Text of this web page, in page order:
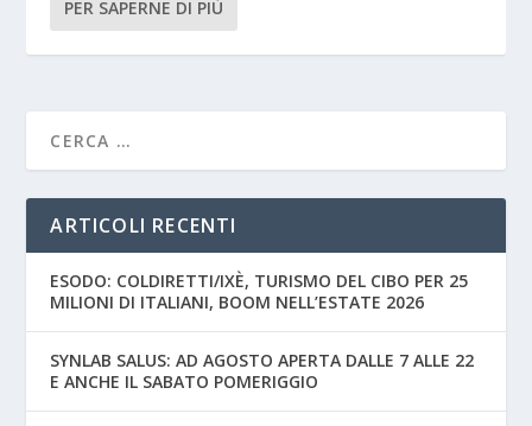
PER SAPERNE DI PIÙ
ARTICOLI RECENTI
ESODO: COLDIRETTI/IXÈ, TURISMO DEL CIBO PER 25
MILIONI DI ITALIANI, BOOM NELL’ESTATE 2026
SYNLAB SALUS: AD AGOSTO APERTA DALLE 7 ALLE 22
E ANCHE IL SABATO POMERIGGIO